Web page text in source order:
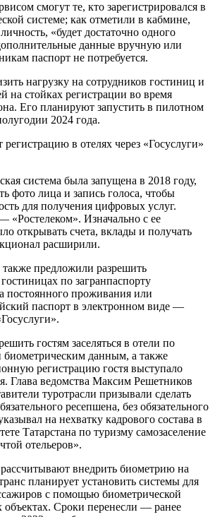
смогут те, кто зарегистрировался в
системе; как отметили в кабмине,
«будет достаточно одного
данные вручную или
паспорт не потребуется.
нагрузку на сотрудников гостиниц и
на стойках регистрации во время
Его планируют запустить в пилотном
2024 года.
регистрацию в отелях через «Госуслуги»
система была запущена в 2018 году,
фото лица и запись голоса, чтобы
для получения цифровых услуг.
«Ростелеком». Изначально с ее
открывать счета, вклады и получать
расширили.
предложили разрешить
по загранпаспорту
постоянного проживания или
паспорт в электронном виде —
гостям заселяться в отели по
биометрическим данным, а также
регистрацию гостя выступало
Глава ведомства Максим Решетников
туротрасли призывали сделать
ресепшена, без обязательного
на нехватку кадрового состава в
Татарстана по туризму самозаселение
отельеров».
внедрить биометрию на
планирует установить системы для
с помощью биометрической
объектах. Сроки перенесли — ранее